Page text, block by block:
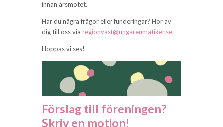
innan årsmötet.
Har du några frågor eller funderingar? Hör av
dig till oss via regionvast@ungareumatiker.se.
Hoppas vi ses!
Förslag till föreningen?
Skriv en motion!